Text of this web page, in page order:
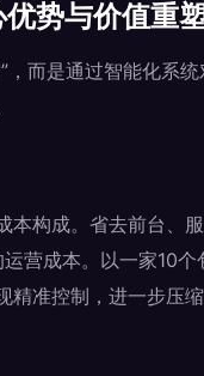
势与价值重
，而是通过智能化系
本构成。省去前台、
营成本。以一家10
精准控制，进一步压